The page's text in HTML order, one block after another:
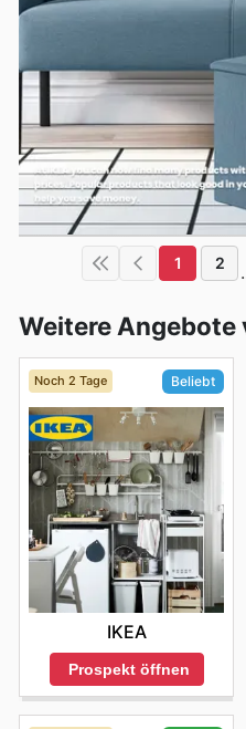
1 2
Weitere Angebote
Noch 2 Tage Beliebt
IKEA
Prospekt öffnen